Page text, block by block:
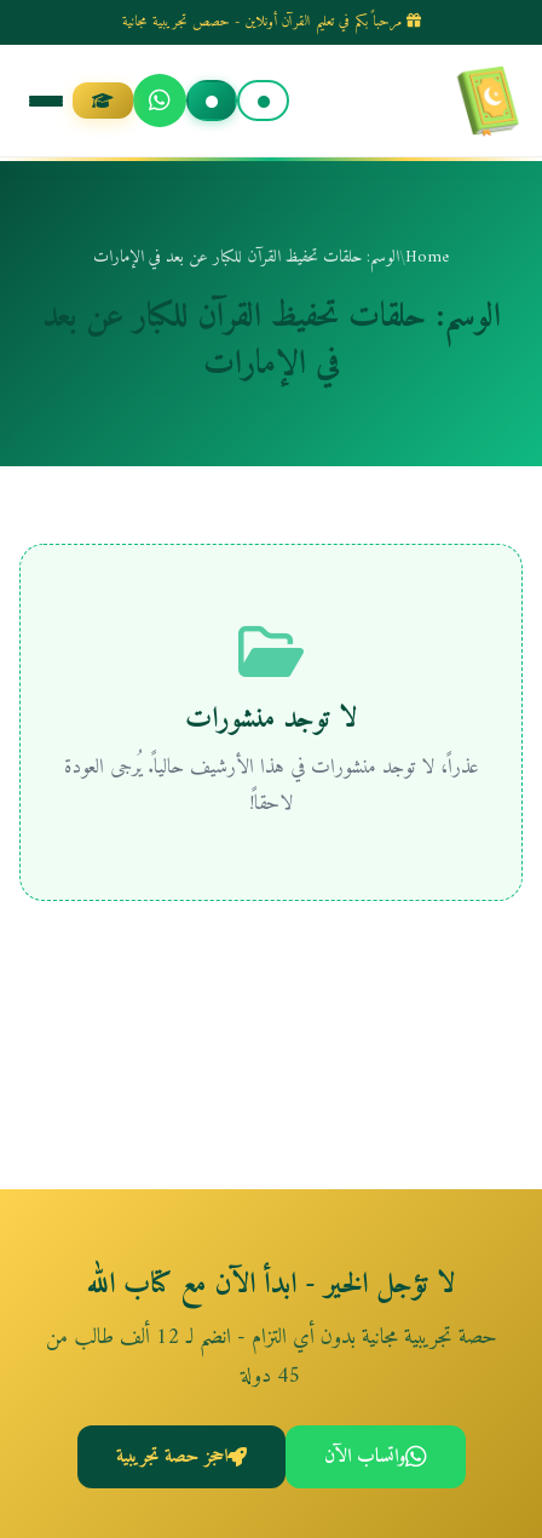
الانتقال
إلى
المحتوى
مرحباً بكم في تعليم القرآن أونلاين - حصص تجريبية مجانية
Home
/الوسم: حلقات تحفيظ القرآن للكبار عن بعد في الإمارات
الوسم: حلقات تحفيظ القرآن للكبار عن بعد
في الإمارات
لا توجد منشورات
عذراً، لا توجد منشورات في هذا الأرشيف حالياً. يُرجى العودة
لاحقاً!
لا تؤجل الخير - ابدأ الآن مع كتاب الله
حصة تجريبية مجانية بدون أي التزام - انضم لـ 12 ألف طالب من
45 دولة
واتساب الآن احجز حصة تجريبية